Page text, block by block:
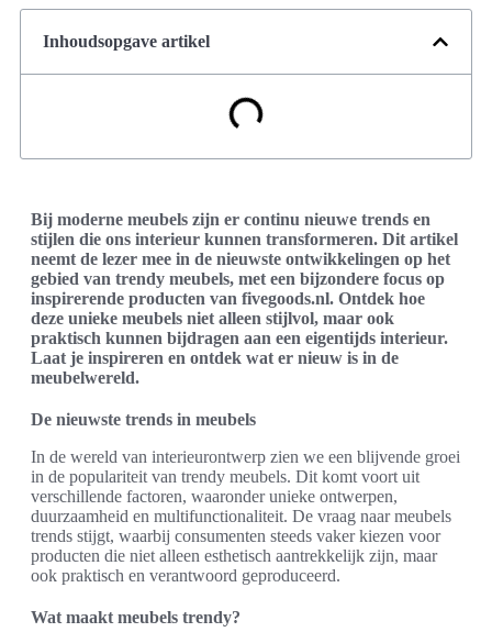
Inhoudsopgave artikel
Bij moderne meubels zijn er continu nieuwe trends en
stijlen die ons interieur kunnen transformeren. Dit artikel
neemt de lezer mee in de nieuwste ontwikkelingen op het
gebied van trendy meubels, met een bijzondere focus op
inspirerende producten van fivegoods.nl. Ontdek hoe
deze unieke meubels niet alleen stijlvol, maar ook
praktisch kunnen bijdragen aan een eigentijds interieur.
Laat je inspireren en ontdek wat er nieuw is in de
meubelwereld.
De nieuwste trends in meubels
In de wereld van interieurontwerp zien we een blijvende groei
in de populariteit van trendy meubels. Dit komt voort uit
verschillende factoren, waaronder unieke ontwerpen,
duurzaamheid en multifunctionaliteit. De vraag naar meubels
trends stijgt, waarbij consumenten steeds vaker kiezen voor
producten die niet alleen esthetisch aantrekkelijk zijn, maar
ook praktisch en verantwoord geproduceerd.
Wat maakt meubels trendy?